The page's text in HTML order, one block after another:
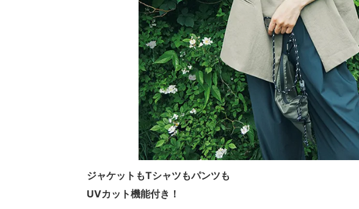
ジャケットもTシャツもパンツも
UVカット機能付き！